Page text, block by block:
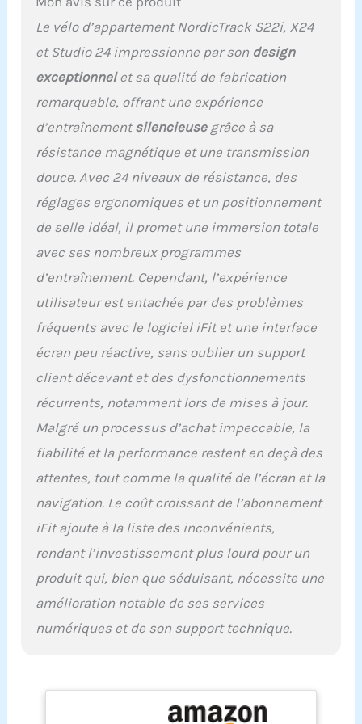
permet de tourner l'écran
pour que vous puissiez
séance d'entraînement.
Suivez les coachs experts
d'entraînement en
dehors du vélo, telles que
la musculation, le yoga,
le HIIT, et bien plus
encore.
[24 niveaux
numériques] 24 niveaux
de résistance numérique
bouton. De la
récupération à la haute
appuyer sur un bouton
pour choisir la résistance
besoin.
[Pédales à 2
côtés avec SPD et cale-
pieds + sangles]
Enclenchez-les avec vos
cales de vélo SPD ou
glissez-les avec vos
Restez en sécurité et à
l'aise à chaque sortie.
Avec un abonnement
iFIT, vous avez accès à
streaming directement
sur l'écran tactile HD de
pivoter l'écran pour
émissions et films
préférés.
[Google
Le vélo d’appartement NordicTrack S22i, X24
et Studio 24 impressionne par son design
exceptionnelet sa qualité de fabrication
remarquable, offrant une expérience
d’entraînementsilencieusegrâce à sa
résistance magnétique et une transmission
douce. Avec 24 niveaux de résistance, des
réglages ergonomiques et un positionnement
de selle idéal, il promet une immersion totale
avec ses nombreux programmes
d’entraînement. Cependant, l’expérience
utilisateur est entachée par des problèmes
fréquents avec le logiciel iFit et une interface
écran peu réactive, sans oublier un support
client décevant et des dysfonctionnements
récurrents, notamment lors de mises à jour.
Malgré un processus d’achat impeccable, la
fiabilité et la performance restent en deçà des
attentes, tout comme la qualité de l’écran et la
navigation. Le coût croissant de l’abonnement
iFit ajoute à la liste des inconvénients,
rendant l’investissement plus lourd pour un
produit qui, bien que séduisant, nécessite une
amélioration notable de ses services
numériques et de son support technique.